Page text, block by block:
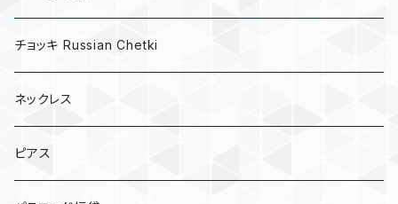
AirTagキーリング
チョッキ Russian Chetki
ネックレス
ピアス